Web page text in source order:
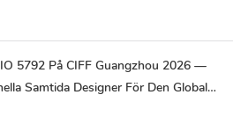
5792 På CIFF Guangzhou 2026 —
Samtida Designer För Den Globala